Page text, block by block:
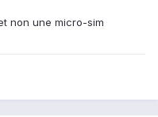
non une micro-sim